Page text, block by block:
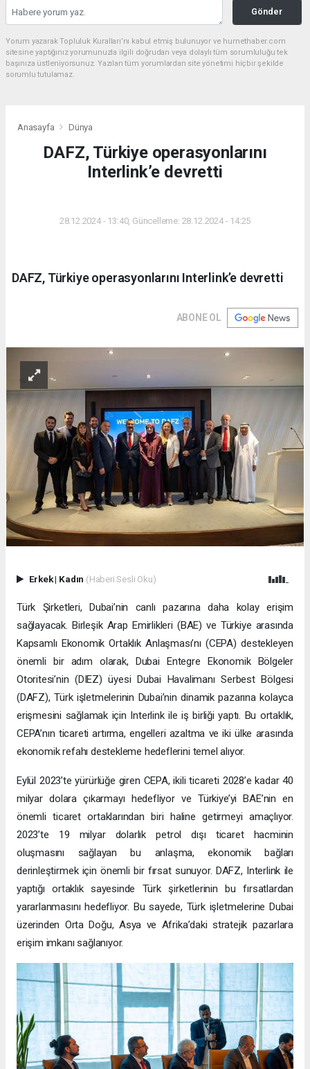
Gönder
Yorum yazarak Topluluk Kuralları’nı kabul etmiş bulunuyor ve hurnethaber.com
sitesine yaptığınız yorumunuzla ilgili doğrudan veya dolaylı tüm sorumluluğu tek
başınıza üstleniyorsunuz. Yazılan tüm yorumlardan site yönetimi hiçbir şekilde
sorumlu tutulamaz.
Anasayfa Dünya
DAFZ, Türkiye operasyonlarını
Interlink’e devretti
28.12.2024 - 13:40, Güncelleme: 28.12.2024 - 14:25
DAFZ, Türkiye operasyonlarını Interlink’e devretti
ABONE OL
Erkek| Kadın (Haberi Sesli Oku)
Türk Şirketleri, Dubai’nin canlı pazarına daha kolay erişim
sağlayacak. Birleşik Arap Emirlikleri (BAE) ve Türkiye arasında
Kapsamlı Ekonomik Ortaklık Anlaşması’nı (CEPA) destekleyen
önemli bir adım olarak, Dubai Entegre Ekonomik Bölgeler
Otoritesi’nin (DIEZ) üyesi Dubai Havalimanı Serbest Bölgesi
(DAFZ), Türk işletmelerinin Dubai’nin dinamik pazarına kolayca
erişmesini sağlamak için Interlink ile iş birliği yaptı. Bu ortaklık,
CEPA’nın ticareti artırma, engelleri azaltma ve iki ülke arasında
ekonomik refahı destekleme hedeflerini temel alıyor.
Eylül 2023’te yürürlüğe giren CEPA, ikili ticareti 2028’e kadar 40
milyar dolara çıkarmayı hedefliyor ve Türkiye’yi BAE’nin en
önemli ticaret ortaklarından biri haline getirmeyi amaçlıyor.
2023’te 19 milyar dolarlık petrol dışı ticaret hacminin
oluşmasını sağlayan bu anlaşma, ekonomik bağları
derinleştirmek için önemli bir fırsat sunuyor. DAFZ, Interlink ile
yaptığı ortaklık sayesinde Türk şirketlerinin bu fırsatlardan
yararlanmasını hedefliyor. Bu sayede, Türk işletmelerine Dubai
üzerinden Orta Doğu, Asya ve Afrika’daki stratejik pazarlara
erişim imkanı sağlanıyor.